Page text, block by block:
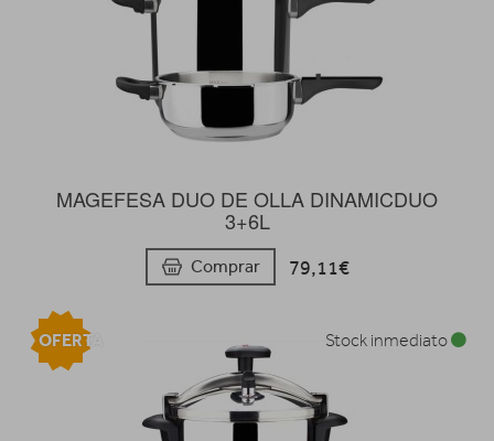
MAGEFESA DUO DE OLLA DINAMICDUO
3+6L
Comprar 79,11€
Stock inmediato
OFERTA